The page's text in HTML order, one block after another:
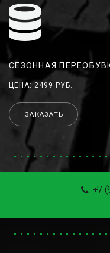
СЕЗОННАЯ
ЦЕНА: 2499 РУБ.
ЗАКАЗАТЬ
+7